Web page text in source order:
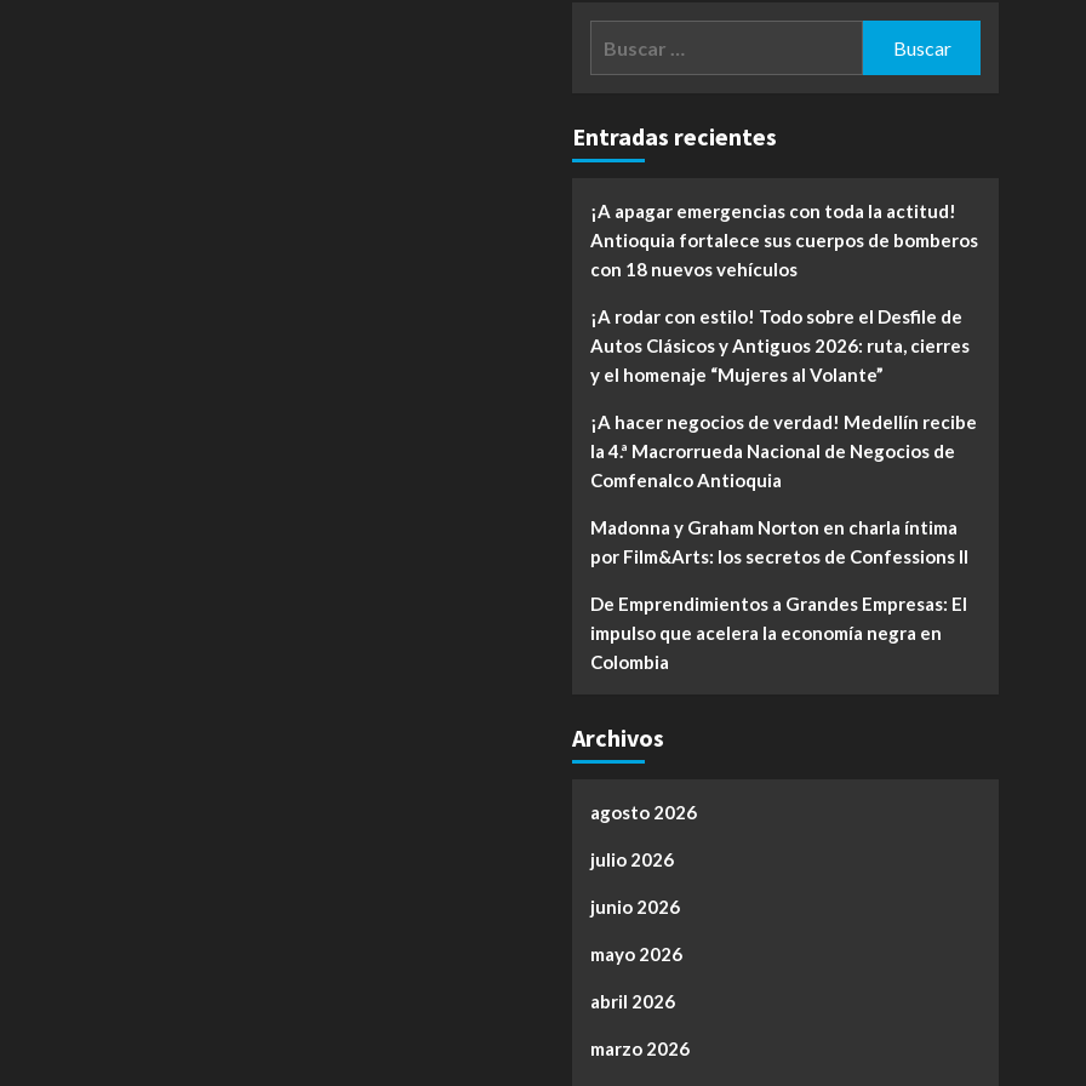
Entradas recientes
¡A apagar emergencias con toda la actitud!
Antioquia fortalece sus cuerpos de bomberos
con 18 nuevos vehículos
¡A rodar con estilo! Todo sobre el Desfile de
Autos Clásicos y Antiguos 2026: ruta, cierres
y el homenaje “Mujeres al Volante”
¡A hacer negocios de verdad! Medellín recibe
la 4.ª Macrorrueda Nacional de Negocios de
Comfenalco Antioquia
Madonna y Graham Norton en charla íntima
por Film&Arts: los secretos de Confessions II
De Emprendimientos a Grandes Empresas: El
impulso que acelera la economía negra en
Colombia
Archivos
agosto 2026
julio 2026
junio 2026
mayo 2026
abril 2026
marzo 2026